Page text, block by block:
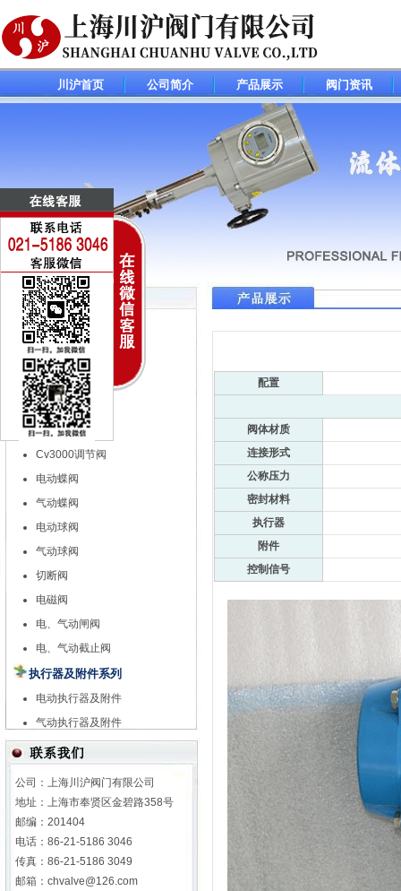
川沪首页 公司简介 产品展示 阀门资讯
调节阀(控制阀)系列
电动调节阀
气动调节阀
特殊调节阀
自力式调节阀
Cv3000调节阀
电动蝶阀
气动蝶阀
电动球阀
气动球阀
切断阀
电磁阀
电、气动闸阀
电、气动截止阀
执行器及附件系列
电动执行器及附件
气动执行器及附件
公司：上海川沪阀门有限公司
地址：上海市奉贤区金碧路358号
邮编：201404
电话：86-21-5186 3046
传真：86-21-5186 3049
邮箱：chvalve@126.com
配置
阀体材质
连接形式
公称压力
密封材料
执行器
附件
控制信号